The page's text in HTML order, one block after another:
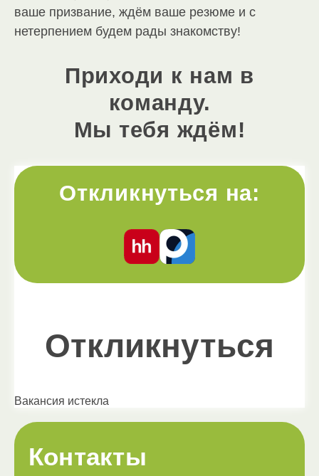
ваше призвание, ждём ваше резюме и с
нетерпением будем рады знакомству!
Приходи к нам в
команду.
Мы тебя ждём!
Откликнуться на:
Откликнуться
Вакансия истекла
Контакты